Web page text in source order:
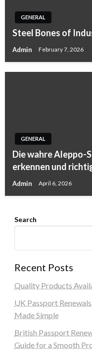
GENERAL
Steel Bones of
Admin February 7, 2026
GENERAL
Die wahre Aleppo-
erkennen und
Admin April 6, 2026
Search
Recent Posts
Quality Products
UK Passport
Made Simple
British Passport
Guide for a Smooth